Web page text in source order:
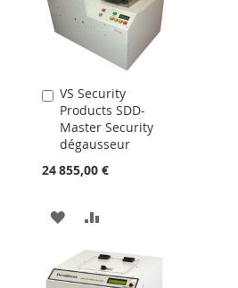
VS Security
Products SDD-
Master Security
dégausseur
24 855,00 €
Ajouter
au
panier
AJOUTER
MA
COMPARATEUR